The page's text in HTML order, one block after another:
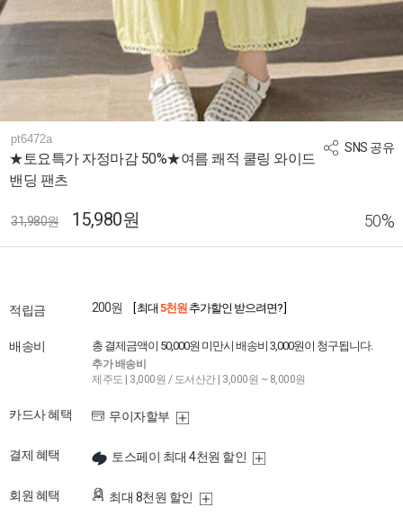
SNS 공유
pt6472a
★토요특가 자정마감 50%★여름 쾌적 쿨링 와이드
밴딩 팬츠
31,980원 15,980원 50%
적립금 200원 [ 최대 5천원 추가할인 받으려면? ]
배송비 총 결제금액이 50,000원 미만시 배송비 3,000원이 청구됩니다.
추가 배송비
제주도 | 3,000원 / 도서산간 | 3,000원 ~ 8,000원
카드사 혜택 무이자할부
결제 혜택 토스페이 최대 4천원 할인
회원 혜택 최대 8천원 할인